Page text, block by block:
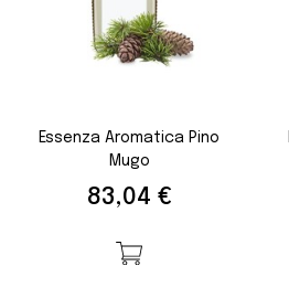
Essenza Aromatica Pino
Mugo
Prezzo
83,04 €